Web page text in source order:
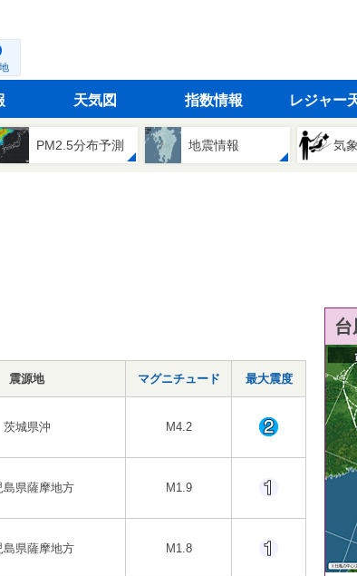
天気図 指数情報 レジャー
PM2.5分布予測 地震情報 気
震源地 マグニチュード 最大震度
茨城県沖 M4.2
島県薩摩地方 M1.9
島県薩摩地方 M1.8